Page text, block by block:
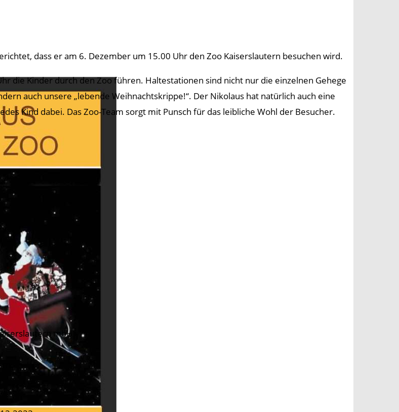
dass er am 6. Dezember um 15.00 Uhr den Zoo Kaiserslautern besuchen wird.
die Kinder durch den Zoo führen. Haltestationen sind nicht nur die einzelnen Gehege
auch unsere „lebende Weihnachtskrippe!“. Der Nikolaus hat natürlich auch eine
Kind dabei. Das Zoo-Team sorgt mit Punsch für das leibliche Wohl der Besucher.
mbH